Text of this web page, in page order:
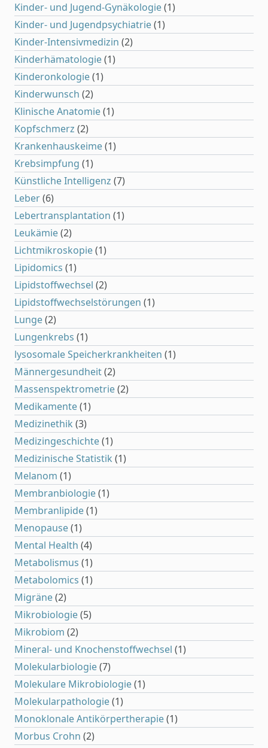
Kinder- und Jugend-Gynäkologie(1)
Kinder- und Jugendpsychiatrie(1)
Kinder-Intensivmedizin (2)
Kinderhämatologie(1)
Kinderonkologie(1)
Kinderwunsch (2)
Klinische Anatomie(1)
Kopfschmerz (2)
Krankenhauskeime(1)
Krebsimpfung (1)
Künstliche Intelligenz (7)
Leber(6)
Lebertransplantation (1)
Leukämie(2)
Lichtmikroskopie(1)
Lipidomics (1)
Lipidstoffwechsel (2)
Lipidstoffwechselstörungen (1)
Lunge(2)
Lungenkrebs (1)
lysosomale Speicherkrankheiten (1)
Männergesundheit(2)
Massenspektrometrie(2)
Medikamente(1)
Medizinethik (3)
Medizingeschichte(1)
Medizinische Statistik (1)
Melanom (1)
Membranbiologie(1)
Membranlipide(1)
Menopause(1)
Mental Health (4)
Metabolismus (1)
Metabolomics (1)
Migräne(2)
Mikrobiologie(5)
Mikrobiom (2)
Mineral- und Knochenstoffwechsel (1)
Molekularbiologie(7)
Molekulare Mikrobiologie(1)
Molekularpathologie(1)
Monoklonale Antikörpertherapie(1)
Morbus Crohn (2)